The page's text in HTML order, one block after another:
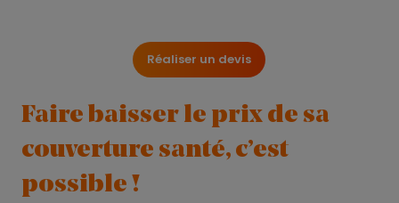
Réaliser un devis
Faire baisser le prix de sa
couverture santé, c’est
possible !